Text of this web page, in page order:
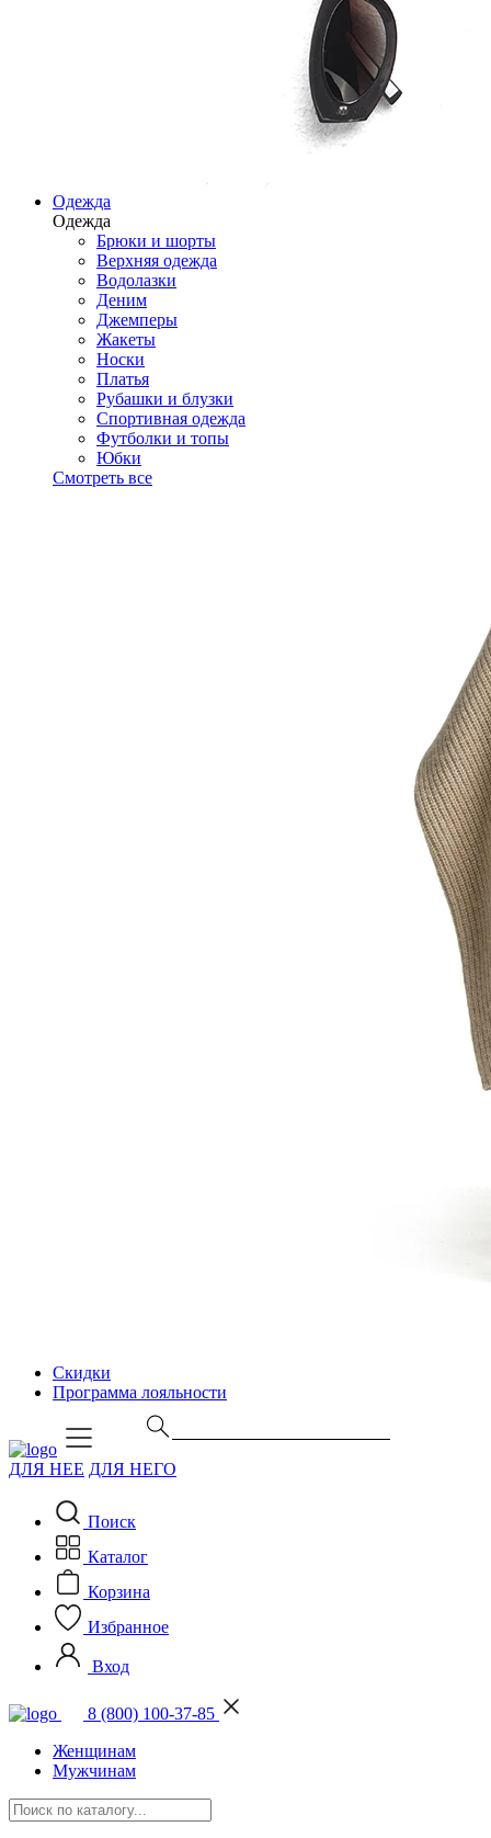
Одежда
Одежда
Брюки и шорты
Верхняя одежда
Водолазки
Деним
Джемперы
Жакеты
Носки
Платья
Рубашки и блузки
Спортивная одежда
Футболки и топы
Юбки
Смотреть все
Скидки
Программа лояльности
ДЛЯ НЕЕ ДЛЯ НЕГО
Поиск
Каталог
Корзина
Избранное
Вход
8 (800) 100-37-85
Женщинам
Мужчинам